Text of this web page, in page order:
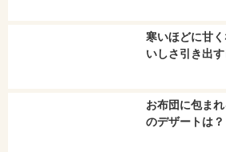
寒いほどに甘
いしさ引き出
お布団に包ま
のデザートは？